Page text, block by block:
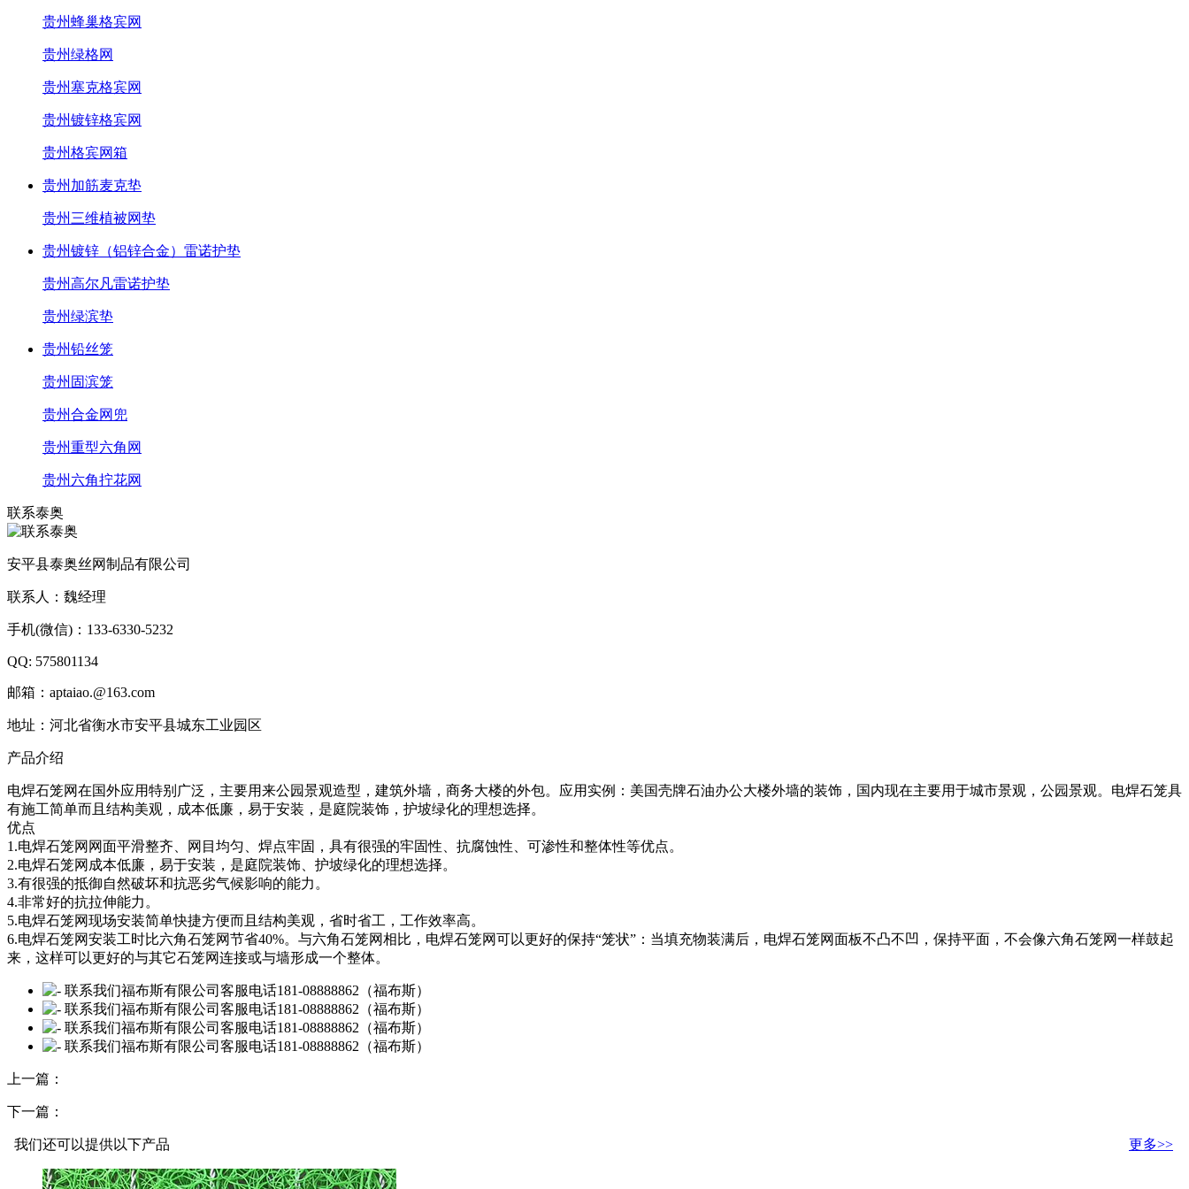
贵州蜂巢格宾网
贵州绿格网
贵州塞克格宾网
贵州镀锌格宾网
贵州格宾网箱
贵州加筋麦克垫
贵州三维植被网垫
贵州镀锌（铝锌合金）雷诺护垫
贵州高尔凡雷诺护垫
贵州绿滨垫
贵州铅丝笼
贵州固滨笼
贵州合金网兜
贵州重型六角网
贵州六角拧花网
联系泰奥
安平县泰奥丝网制品有限公司
联系人：魏经理
手机(微信)：133-6330-5232
QQ: 575801134
邮箱：aptaiao.@163.com
地址：河北省衡水市安平县城东工业园区
产品介绍
电焊石笼网在国外应用特别广泛，主要用来公园景观造型，建筑外墙，商务大楼的外包。应用实例：美国壳牌石油办公大楼外墙的装饰，国内现在主要用于城市景观，公园景观。电焊石笼具
有施工简单而且结构美观，成本低廉，易于安装，是庭院装饰，护坡绿化的理想选择。
优点
1.电焊石笼网网面平滑整齐、网目均匀、焊点牢固，具有很强的牢固性、抗腐蚀性、可渗性和整体性等优点。
2.电焊石笼网成本低廉，易于安装，是庭院装饰、护坡绿化的理想选择。
3.有很强的抵御自然破坏和抗恶劣气候影响的能力。
4.非常好的抗拉伸能力。
5.电焊石笼网现场安装简单快捷方便而且结构美观，省时省工，工作效率高。
6.电焊石笼网安装工时比六角石笼网节省40%。与六角石笼网相比，电焊石笼网可以更好的保持“笼状”：当填充物装满后，电焊石笼网面板不凸不凹，保持平面，不会像六角石笼网一样鼓起
来，这样可以更好的与其它石笼网连接或与墙形成一个整体。
上一篇：
下一篇：
更多>>
我们还可以提供以下产品